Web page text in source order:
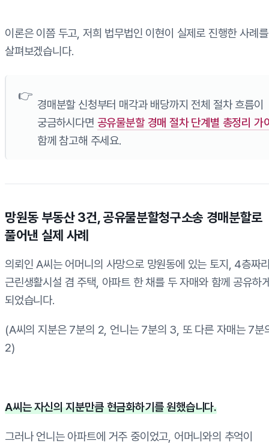
이론은 이쯤 두고, 저희 법무법인 이현이 실제로 진행한 사례를
살펴보겠습니다.
경매분할 신청부터 매각과 배당까지 전체 절차 흐름이
궁금하시다면 공유물분할 경매 절차 단계별 총정리 가
함께 참고해 주세요.
망원동 부동산 3건, 공유물분할청구소송 경매분할로
풀어낸 실제 사례
의뢰인 A씨는 어머니의 사망으로 망원동에 있는 토지, 4층짜
근린생활시설 겸 주택, 아파트 한 채를 두 자매와 함께 공유하
되었습니다.
(A씨의 지분은 7분의 2, 언니는 7분의 3, 또 다른 자매는 7분
2)
A씨는 자신의 지분만큼 현금화하기를 원했습니다.
그러나 언니는 아파트에 거주 중이었고, 어머니와의 추억이